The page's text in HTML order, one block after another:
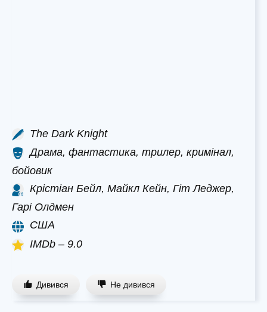
The Dark Knight
Драма, фантастика, трилер, кримінал,
бойовик
Крістіан Бейл, Майкл Кейн, Гіт Леджер,
Гарі Олдмен
США
IMDb – 9.0
Дивився Не дивився